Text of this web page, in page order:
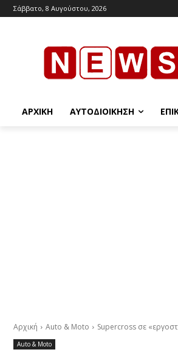
Σάββατο, 8 Αυγούστου, 2026
ΑΡΧΙΚΉ ΑΥΤΟΔΙΟΊΚΗΣΗ
Αρχική Auto & Moto Supercross σε
Auto & Moto